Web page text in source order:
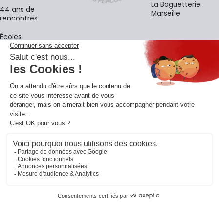
44 ans de
rencontres
Écoles
La Baguetterie
Marseille
La newsletter
Adresse e-mail
En vous inscrivant à notre newsletter, vous acceptez notre
confidentialité.
Retrouvons-nous sur